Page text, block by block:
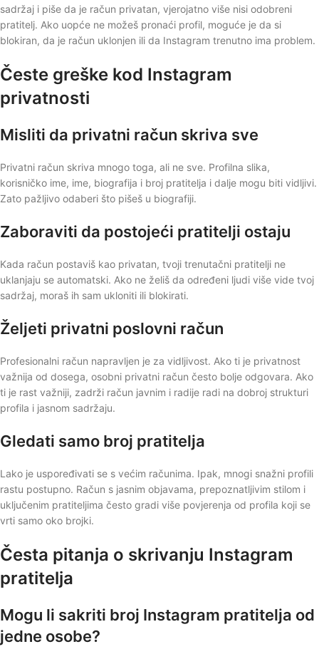
sadržaj i piše da je račun privatan, vjerojatno više nisi odobreni
pratitelj. Ako uopće ne možeš pronaći profil, moguće je da si
blokiran, da je račun uklonjen ili da Instagram trenutno ima problem.
Česte greške kod Instagram
privatnosti
Misliti da privatni račun skriva sve
Privatni račun skriva mnogo toga, ali ne sve. Profilna slika,
korisničko ime, ime, biografija i broj pratitelja i dalje mogu biti vidljivi.
Zato pažljivo odaberi što pišeš u biografiji.
Zaboraviti da postojeći pratitelji ostaju
Kada račun postaviš kao privatan, tvoji trenutačni pratitelji ne
uklanjaju se automatski. Ako ne želiš da određeni ljudi više vide tvoj
sadržaj, moraš ih sam ukloniti ili blokirati.
Željeti privatni poslovni račun
Profesionalni račun napravljen je za vidljivost. Ako ti je privatnost
važnija od dosega, osobni privatni račun često bolje odgovara. Ako
ti je rast važniji, zadrži račun javnim i radije radi na dobroj strukturi
profila i jasnom sadržaju.
Gledati samo broj pratitelja
Lako je uspoređivati se s većim računima. Ipak, mnogi snažni profili
rastu postupno. Račun s jasnim objavama, prepoznatljivim stilom i
uključenim pratiteljima često gradi više povjerenja od profila koji se
vrti samo oko brojki.
Česta pitanja o skrivanju Instagram
pratitelja
Mogu li sakriti broj Instagram pratitelja od
jedne osobe?